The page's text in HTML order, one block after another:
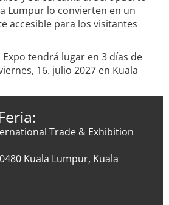
Lumpur lo convierten en un
accesible para los visitantes
Expo tendrá lugar en 3 días de
16. julio 2027 en Kuala
Trade & Exhibition
Kuala Lumpur, Kuala